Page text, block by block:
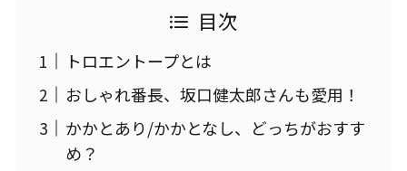
目次
トロエントープとは
おしゃれ番長、坂口健太郎さんも愛用！
かかとあり/かかとなし、どっちがおすす
め？